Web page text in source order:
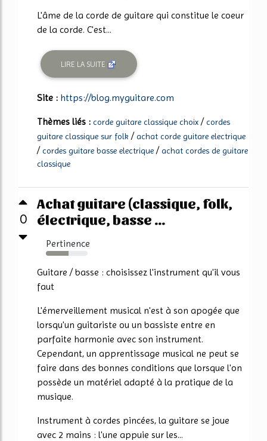
L'âme de la corde de guitare qui constitue le coeur
de la corde. C'est...
LIRE LA SUITE
Site : https://blog.myguitare.com
Thèmes liés : corde guitare classique choix /cordes
guitare classique sur folk /achat corde guitare electrique
/cordes guitare basse electrique /achat cordes de guitare
classique
0
Achat guitare (classique, folk,
électrique, basse ...
Pertinence
54%
Guitare / basse : choisissez l'instrument qu'il vous
faut
L'émerveillement musical n'est à son apogée que
lorsqu'un guitariste ou un bassiste entre en
parfaite harmonie avec son instrument.
Cependant, un apprentissage musical ne peut se
faire dans des bonnes conditions que lorsque l'on
possède un matériel adapté à la pratique de la
musique.
Instrument à cordes pincées, la guitare se joue
avec 2 mains : l'une appuie sur les...